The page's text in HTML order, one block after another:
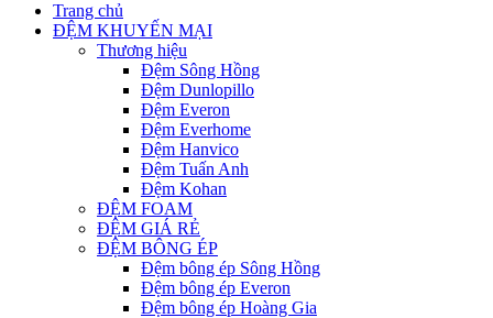
Trang chủ
ĐỆM KHUYẾN MẠI
Thương hiệu
Đệm Sông Hồng
Đệm Dunlopillo
Đệm Everon
Đệm Everhome
Đệm Hanvico
Đệm Tuấn Anh
Đệm Kohan
ĐỆM FOAM
ĐỆM GIÁ RẺ
ĐỆM BÔNG ÉP
Đệm bông ép Sông Hồng
Đệm bông ép Everon
Đệm bông ép Hoàng Gia